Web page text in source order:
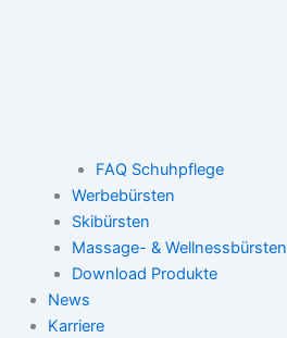
FAQ Schuhpflege
Werbebürsten
Skibürsten
Massage- & Wellnessbürsten
Download Produkte
News
Karriere